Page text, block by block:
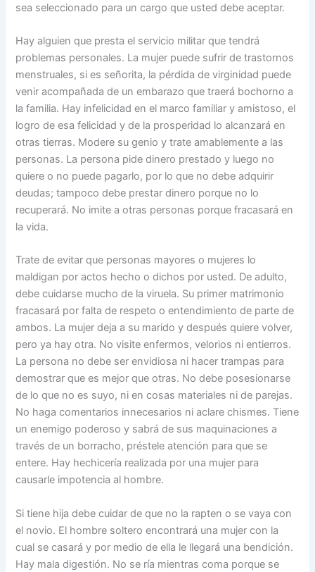
sea seleccionado para un cargo que usted debe aceptar.
Hay alguien que presta el servicio militar que tendrá
problemas personales. La mujer puede sufrir de trastornos
menstruales, si es señorita, la pérdida de virginidad puede
venir acompañada de un embarazo que traerá bochorno a
la familia. Hay infelicidad en el marco familiar y amistoso, el
logro de esa felicidad y de la prosperidad lo alcanzará en
otras tierras. Modere su genio y trate amablemente a las
personas. La persona pide dinero prestado y luego no
quiere o no puede pagarlo, por lo que no debe adquirir
deudas; tampoco debe prestar dinero porque no lo
recuperará. No imite a otras personas porque fracasará en
la vida.
Trate de evitar que personas mayores o mujeres lo
maldigan por actos hecho o dichos por usted. De adulto,
debe cuidarse mucho de la viruela. Su primer matrimonio
fracasará por falta de respeto o entendimiento de parte de
ambos. La mujer deja a su marido y después quiere volver,
pero ya hay otra. No visite enfermos, velorios ni entierros.
La persona no debe ser envidiosa ni hacer trampas para
demostrar que es mejor que otras. No debe posesionarse
de lo que no es suyo, ni en cosas materiales ni de parejas.
No haga comentarios innecesarios ni aclare chismes. Tiene
un enemigo poderoso y sabrá de sus maquinaciones a
través de un borracho, préstele atención para que se
entere. Hay hechicería realizada por una mujer para
causarle impotencia al hombre.
Si tiene hija debe cuidar de que no la rapten o se vaya con
el novio. El hombre soltero encontrará una mujer con la
cual se casará y por medio de ella le llegará una bendición.
Hay mala digestión. No se ría mientras coma porque se